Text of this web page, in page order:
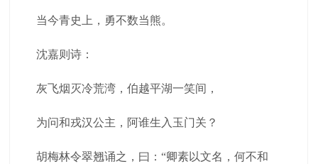
当今青史上，勇不数当熊。
沈嘉则诗：
灰飞烟灭冷荒湾，伯越平湖一笑间，
为问和戎汉公主，阿谁生入玉门关？
胡梅林令翠翘诵之，曰：“卿素以文名，何不和